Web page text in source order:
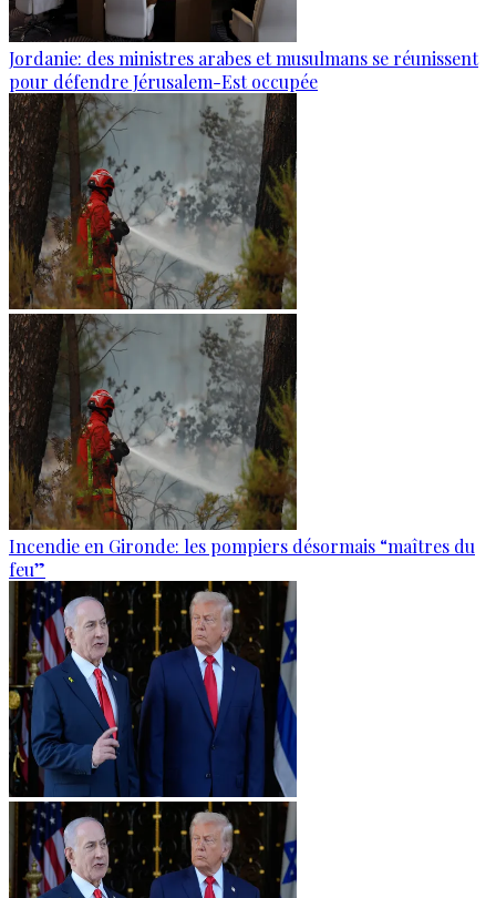
Jordanie: des ministres arabes et musulmans se réunissent
pour défendre Jérusalem-Est occupée
Incendie en Gironde: les pompiers désormais “maîtres du
feu”